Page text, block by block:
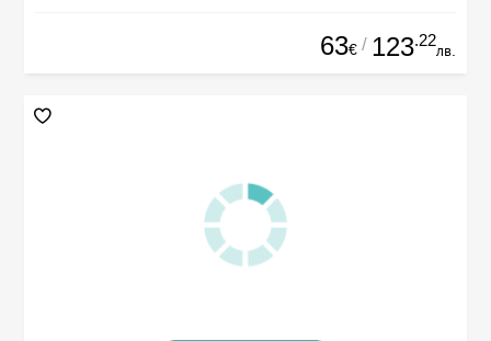
63€ / 123.22
лв.